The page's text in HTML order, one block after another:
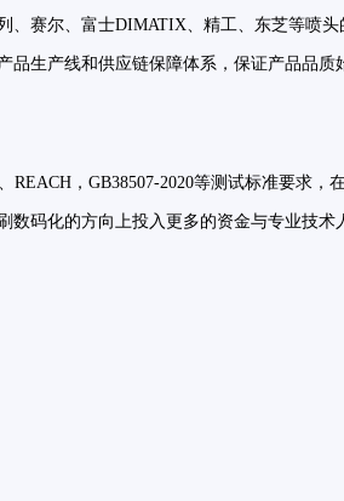
赛尔、富士DIMATIX、精工、东芝等喷头
生产线和供应链保障体系，保证产品品
REACH，GB38507-2020等测试标准要求，
码化的方向上投入更多的资金与专业技